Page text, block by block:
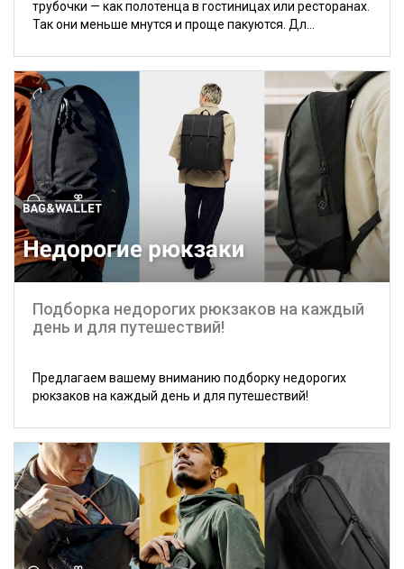
трубочки — как полотенца в гостиницах или ресторанах.
Так они меньше мнутся и проще пакуются. Дл...
Подборка недорогих рюкзаков на каждый
день и для путешествий!
Предлагаем вашему вниманию подборку недорогих
рюкзаков на каждый день и для путешествий!